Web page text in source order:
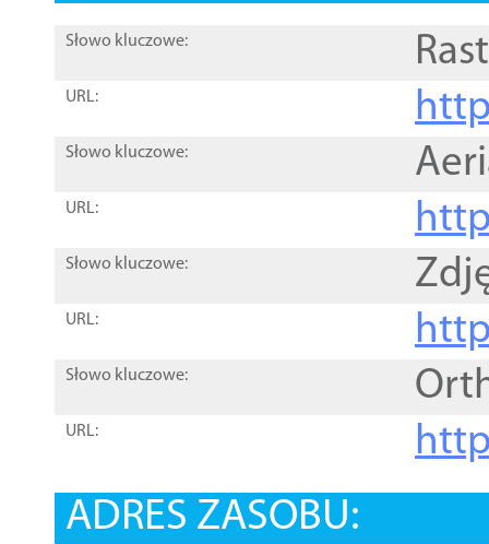
Słowo kluczowe:
URL:
Słowo kluczowe:
URL:
Słowo kluczowe:
URL:
Słowo kluczowe:
URL:
ADRES ZASOBU: